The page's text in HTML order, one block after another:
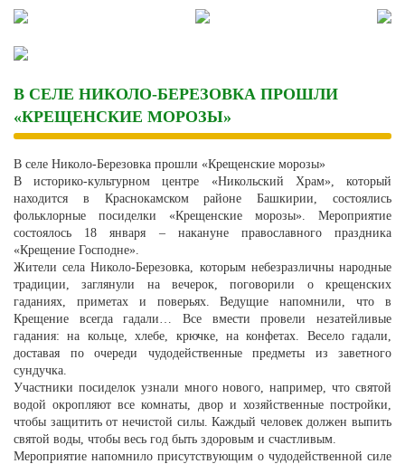
Skip
content
В СЕЛЕ НИКОЛО-БЕРЕЗОВКА ПРОШЛИ
«КРЕЩЕНСКИЕ МОРОЗЫ»
В селе Николо-Березовка прошли «Крещенские морозы»
В историко-культурном центре «Никольский Храм», который
находится в Краснокамском районе Башкирии, состоялись
фольклорные посиделки «Крещенские морозы». Мероприятие
состоялось 18 января – накануне православного праздника
«Крещение Господне».
Жители села Николо-Березовка, которым небезразличны народные
традиции, заглянули на вечерок, поговорили о крещенских
гаданиях, приметах и поверьях. Ведущие напомнили, что в
Крещение всегда гадали… Все вмести провели незатейливые
гадания: на кольце, хлебе, крючке, на конфетах. Весело гадали,
доставая по очереди чудодейственные предметы из заветного
сундучка.
Участники посиделок узнали много нового, например, что святой
водой окропляют все комнаты, двор и хозяйственные постройки,
чтобы защитить от нечистой силы. Каждый человек должен выпить
святой воды, чтобы весь год быть здоровым и счастливым.
Мероприятие напомнило присутствующим о чудодейственной силе